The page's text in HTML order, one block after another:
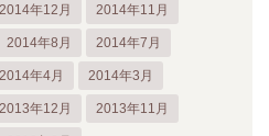
2014年12月 2014年11月
2014年8月 2014年7月
2014年4月 2014年3月
2013年12月 2013年11月